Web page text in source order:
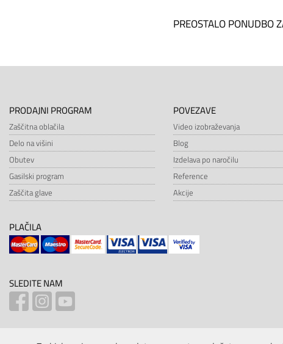
PREOSTALO PONUDBO
PRODAJNI PROGRAM
Zaščitna oblačila
Delo na višini
Obutev
Gasilski program
Zaščita glave
POVEZAVE
Video izobraževanja
Blog
Izdelava po naročilu
Reference
Akcije
PLAČILA
SLEDITE NAM